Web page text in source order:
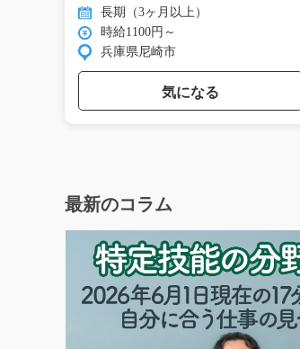
こ… 長期（3ヶ月以上）
時給1100円～
兵庫県尼崎市
気になる
最新のコラム